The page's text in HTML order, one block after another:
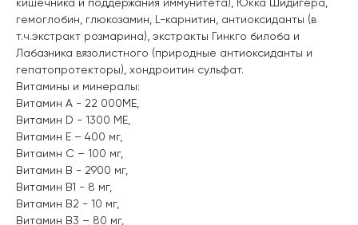
гемоглобин, глюкозамин, L-карнитин, антиоксиданты (в
т.ч.экстракт розмарина), экстракты Гинкго билоба и
Лабазника вязолистного (природные антиоксиданты и
гепатопротекторы), хондроитин сульфат.
Витамины и минералы:
Витамин А - 22 000МЕ,
Витамин D - 1300 МЕ,
Витамин Е – 400 мг,
Витаимн С – 100 мг,
Витамин В - 2900 мг,
Витамин В1 - 8 мг,
Витамин В2 - 10 мг,
Витамин В3 – 80 мг,